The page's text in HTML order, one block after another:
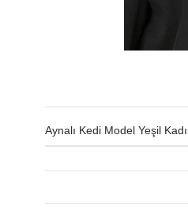
Aynalı Kedi Model Yeşil